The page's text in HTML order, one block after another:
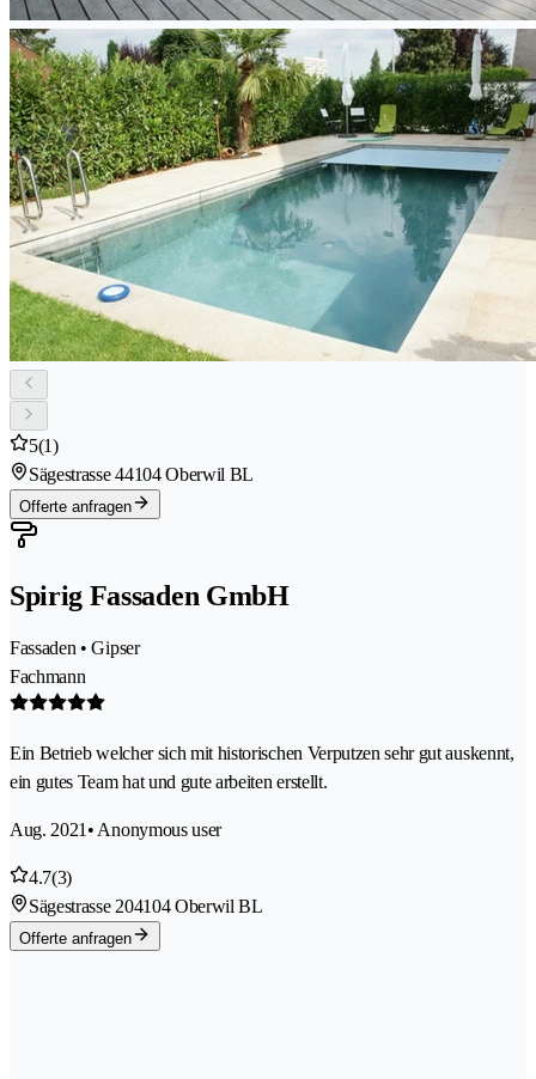
5(1)
Sägestrasse 44104 Oberwil BL
Offerte anfragen
Spirig Fassaden GmbH
Fassaden • Gipser
Fachmann
Ein Betrieb welcher sich mit historischen Verputzen sehr gut auskennt,
ein gutes Team hat und gute arbeiten erstellt.
Aug. 2021 • Anonymous user
4.7(3)
Sägestrasse 204104 Oberwil BL
Offerte anfragen